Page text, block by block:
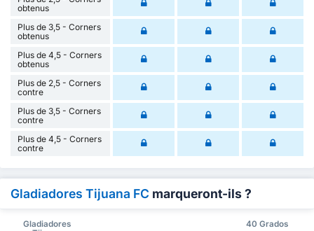
obtenus
Plus de 3,5 - Corners
obtenus
Plus de 4,5 - Corners
obtenus
Plus de 2,5 - Corners
contre
Plus de 3,5 - Corners
contre
Plus de 4,5 - Corners
contre
Gladiadores Tijuana FC marqueront-ils ?
Gladiadores
40 Grados